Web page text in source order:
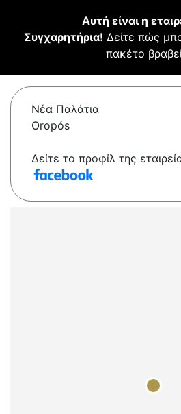
Αυτή είναι η
Συγχαρητήρια! Δείτε πώς
πακέτο
Νέα Παλάτια
Oropós
Δείτε το προφίλ της